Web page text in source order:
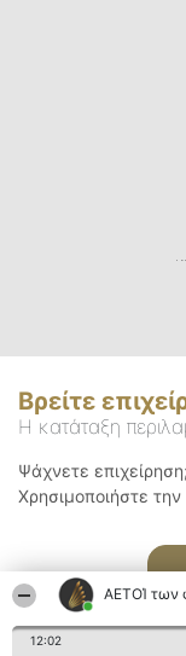
ΑΕΤΟΊ των
12:02
Βρείτε
Η κατάταξη
Ψάχνετε
Χρησιμοποιήστε